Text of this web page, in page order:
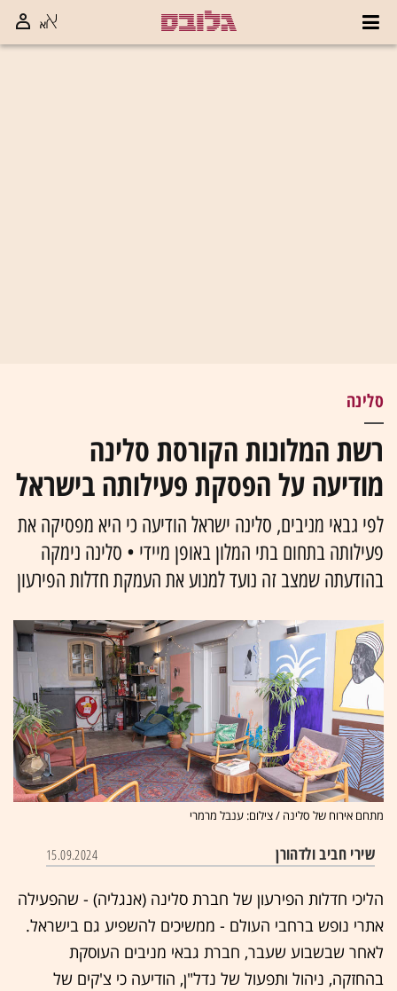
סלינה
רשת המלונות הקורסת סלינה
מודיעה על הפסקת פעילותה בישראל
לפי גבאי מניבים, סלינה ישראל הודיעה כי היא מפסיקה את
פעילותה בתחום בתי המלון באופן מיידי • סלינה נימקה
בהודעתה שמצב זה נועד למנוע את העמקת חדלות הפירעון
מתחם אירוח של סלינה / צילום: ענבל מרמרי
שירי חביב ולדהורן 15.09.2024
הליכי חדלות הפירעון של חברת סלינה (אנגליה) - שהפעילה
אתרי נופש ברחבי העולם - ממשיכים להשפיע גם בישראל.
לאחר שבשבוע שעבר, חברת גבאי מניבים העוסקת
בהחזקה, ניהול ותפעול של נדל"ן, הודיעה כי צ'קים של